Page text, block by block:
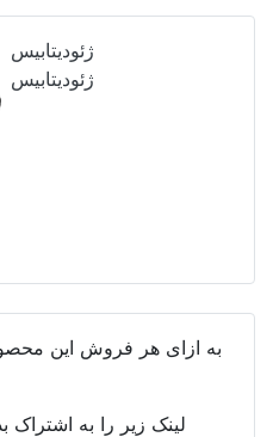
ژئودیتابیس
ژئودیتابیس
به ازای هر فروش این
لینک زیر را به اشتراک